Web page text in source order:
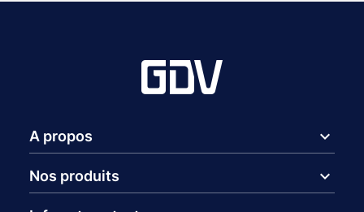
A propos expand_more
Nos produits expand_more